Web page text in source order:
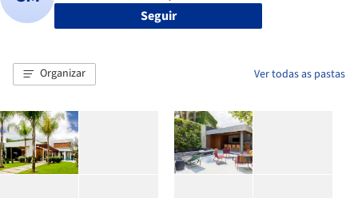
Seguir
Organizar Ver todas as pastas